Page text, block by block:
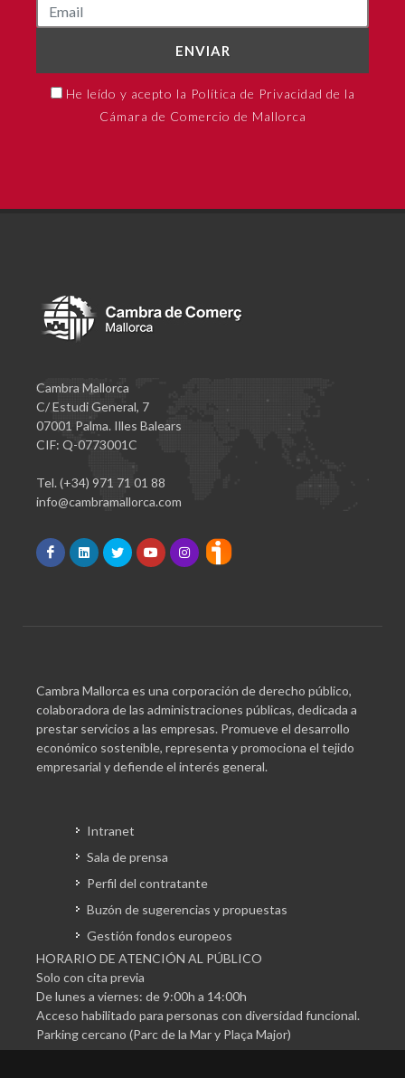
ENVIAR
He leído y acepto la Política de Privacidad de la
Cámara de Comercio de Mallorca
Cambra Mallorca
C/ Estudi General, 7
07001 Palma. Illes Balears
CIF: Q-0773001C
Tel. (+34) 971 71 01 88
info@cambramallorca.com
Cambra Mallorca es una corporación de derecho público,
colaboradora de las administraciones públicas, dedicada a
prestar servicios a las empresas. Promueve el desarrollo
económico sostenible, representa y promociona el tejido
empresarial y defiende el interés general.
Intranet
Sala de prensa
Perfil del contratante
Buzón de sugerencias y propuestas
Gestión fondos europeos
HORARIO DE ATENCIÓN AL PÚBLICO
Solo con cita previa
De lunes a viernes: de 9:00h a 14:00h
Acceso habilitado para personas con diversidad funcional.
Parking cercano (Parc de la Mar y Plaça Major)